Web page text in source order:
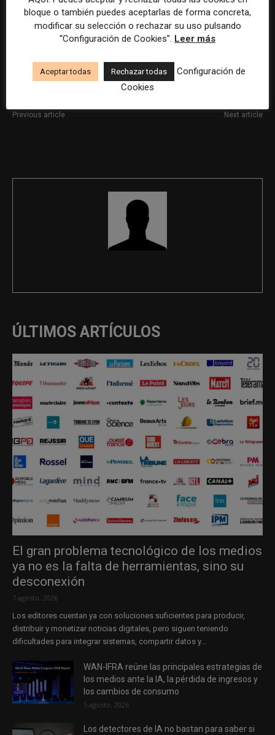
ofertas se ha realizado con la asistencia de herramientas
de inteligencia artificial, siempre bajo supervisión
Previous article Next article
ÚLTIMOS ARTÍCULOS
El gran problema tecnológico de los medios
ya no es la falta de herramientas, sino su
desconexión
7 agosto, 2026
Los editores cuentan ya con soluciones suficientes para producir,
distribuir y monetizar noticias digitales, pero siguen teniendo
dificultades para integrar sistemas, compartir datos y...
WAN-IFRA reúne las principales estrategias de
los medios ante la IA, la pérdida de ingresos y
los cambios de consumo
5 agosto, 2026
Los detectores de IA no bastan para saber si
bloque o también puedes aceptarlas de forma concreta,
modificar su selección o rechazar su uso pulsando
“Configuración de Cookies”. Leer más
Aceptar todas Rechazar todas
Configuración de
Cookies